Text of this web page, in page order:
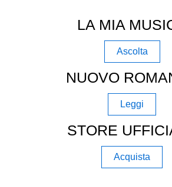
LA MIA
Ascolta
NUOVO
Leggi
STORE
Acquista